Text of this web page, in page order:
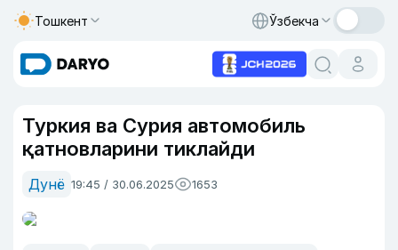
Тошкент Ўзбекча
Туркия ва Сурия автомобиль
қатновларини тиклайди
Дунё 19:45 / 30.06.2025 1653